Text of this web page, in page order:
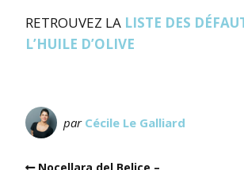
RETROUVEZ LA LISTE DES
L’HUILE D’OLIVE
par Cécile Le Galliard
Nocellara del Belice –